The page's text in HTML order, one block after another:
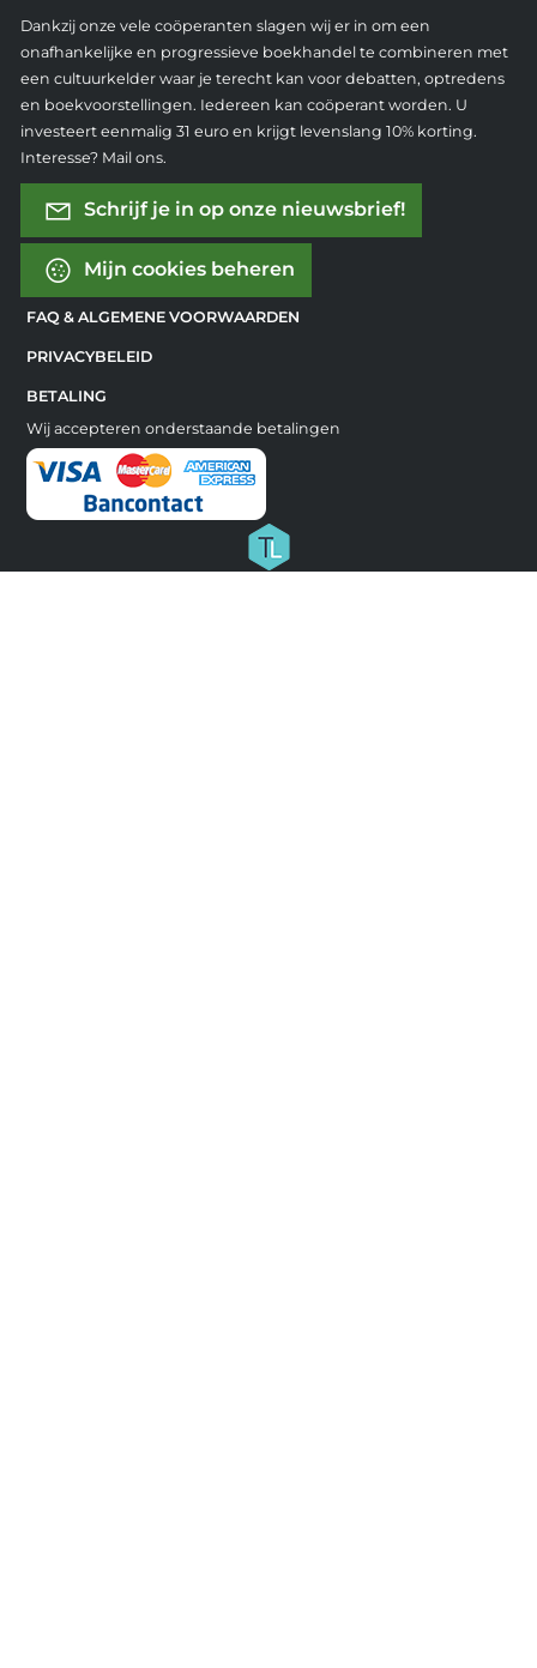
Dankzij onze vele coöperanten slagen wij er in om een
onafhankelijke en progressieve boekhandel te combineren met
een cultuurkelder waar je terecht kan voor debatten, optredens
en boekvoorstellingen. Iedereen kan coöperant worden. U
investeert eenmalig 31 euro en krijgt levenslang 10% korting.
Interesse? Mail ons.
Schrijf je in op onze nieuwsbrief!
Mijn cookies beheren
FAQ & ALGEMENE VOORWAARDEN
PRIVACYBELEID
BETALING
Wij accepteren onderstaande betalingen